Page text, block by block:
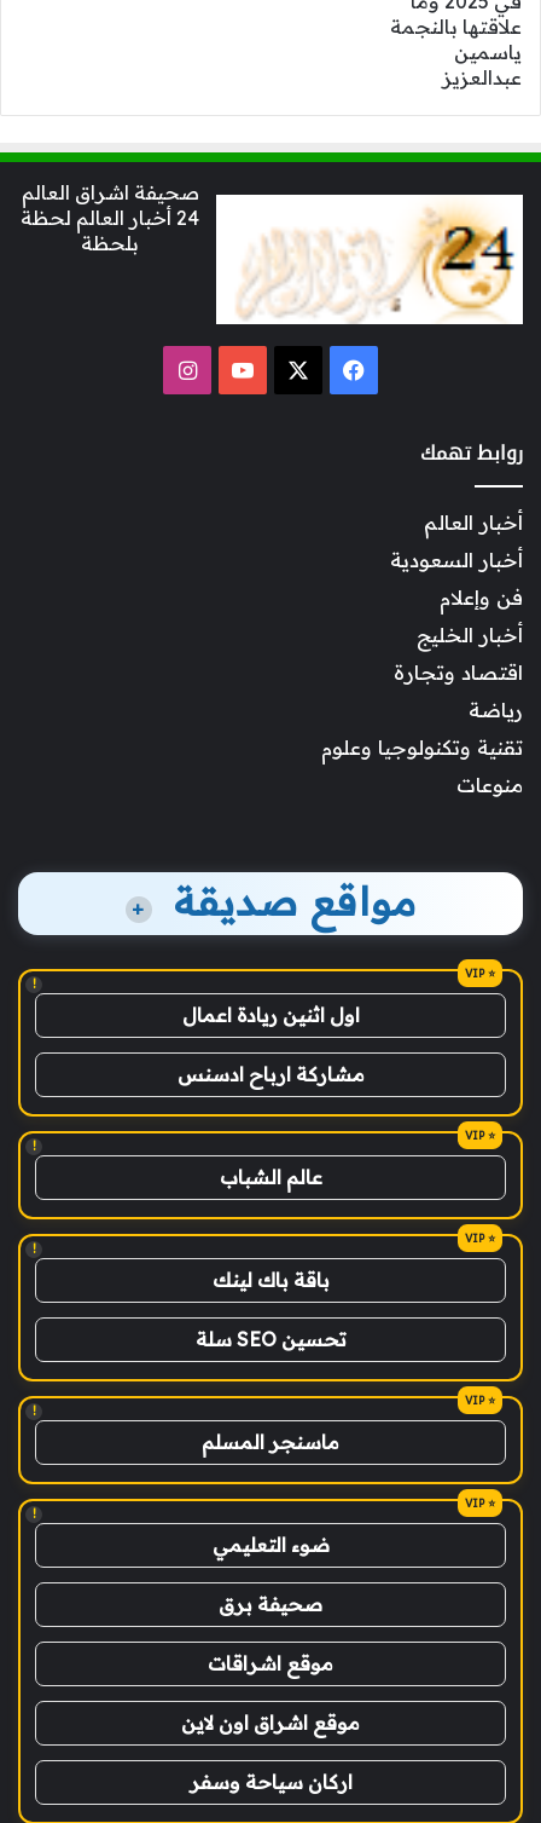
صحيفة اشراق العالم
24 أخبار العالم لحظة
بلحظة
فيسبوك ‫YouTubeانستقرام
روابط تهمك
أخبار العالم
أخبار السعودية
فن وإعلام
أخبار الخليج
اقتصاد وتجارة
رياضة
تقنية وتكنولوجيا وعلوم
منوعات
مواقع صديقة +
!
اول اثنين ريادة اعمال
مشاركة ارباح ادسنس
!
عالم الشباب
!
باقة باك لينك
تحسين SEO سلة
!
ماسنجر المسلم
!
ضوء التعليمي
صحيفة برق
موقع اشراقات
موقع اشراق اون لاين
اركان سياحة وسفر